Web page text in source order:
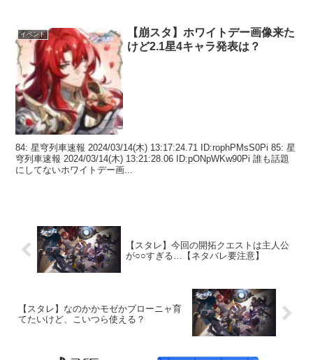
イベント
【崩スタ】ホワイトデー画像来た
けど2.1星4キャラ発表は？
84: 星穹列車速報 2024/03/14(木) 13:17:24.71 ID:rophPMsS0Pi 85: 星
穹列車速報 2024/03/14(木) 13:21:28.06 ID:pONpWKw90Pi 誰も話題
にしてないホワイトデー画...
【スタレ】今回の開拓クエストは主人公
が○○すぎる…【ネタバレ要注意】
【スタレ】なのかかモゼかブローニャ育
てたいけど、こいつら使える？